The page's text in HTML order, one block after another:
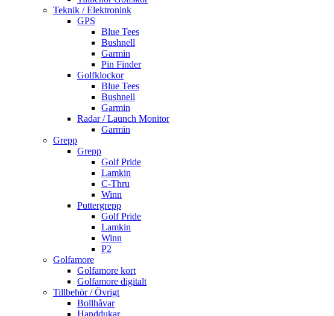
Teknik / Elektronink
GPS
Blue Tees
Bushnell
Garmin
Pin Finder
Golfklockor
Blue Tees
Bushnell
Garmin
Radar / Launch Monitor
Garmin
Grepp
Grepp
Golf Pride
Lamkin
C-Thru
Winn
Puttergrepp
Golf Pride
Lamkin
Winn
P2
Golfamore
Golfamore kort
Golfamore digitalt
Tillbehör / Övrigt
Bollhåvar
Handdukar